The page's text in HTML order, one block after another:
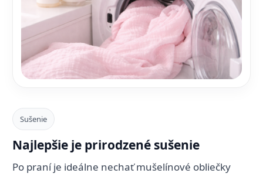
Sušenie
Najlepšie je prirodzené sušenie
Po praní je ideálne nechať mušelínové obliečky